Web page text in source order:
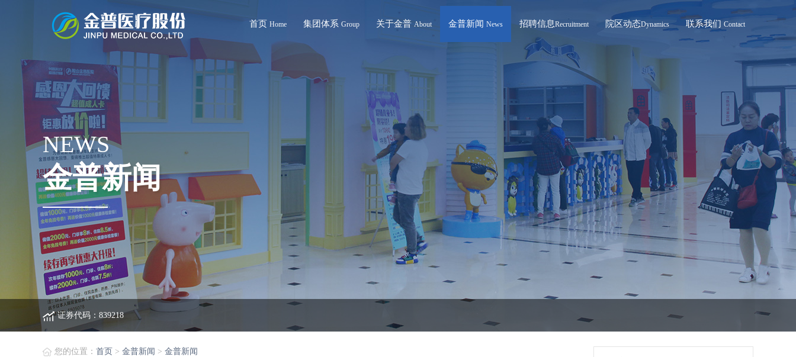
首页 Home 集团体系 Group 关于金普 About 金普新闻 News 招聘信息Recruitment 院区动态Dynamics 联系我们 Contact
NEWS
金普新闻
证券代码：839218
您的位置： 首页 > 金普新闻 > 金普新闻